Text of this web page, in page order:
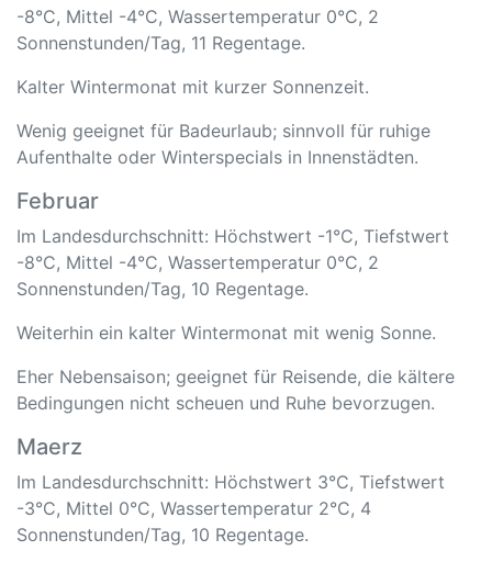
-8°C, Mittel -4°C, Wassertemperatur 0°C, 2
Sonnenstunden/Tag, 11 Regentage.
Kalter Wintermonat mit kurzer Sonnenzeit.
Wenig geeignet für Badeurlaub; sinnvoll für ruhige
Aufenthalte oder Winterspecials in Innenstädten.
Februar
Im Landesdurchschnitt: Höchstwert -1°C, Tiefstwert
-8°C, Mittel -4°C, Wassertemperatur 0°C, 2
Sonnenstunden/Tag, 10 Regentage.
Weiterhin ein kalter Wintermonat mit wenig Sonne.
Eher Nebensaison; geeignet für Reisende, die kältere
Bedingungen nicht scheuen und Ruhe bevorzugen.
Maerz
Im Landesdurchschnitt: Höchstwert 3°C, Tiefstwert
-3°C, Mittel 0°C, Wassertemperatur 2°C, 4
Sonnenstunden/Tag, 10 Regentage.